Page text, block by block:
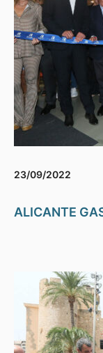
23/09/2022
ALICANTE